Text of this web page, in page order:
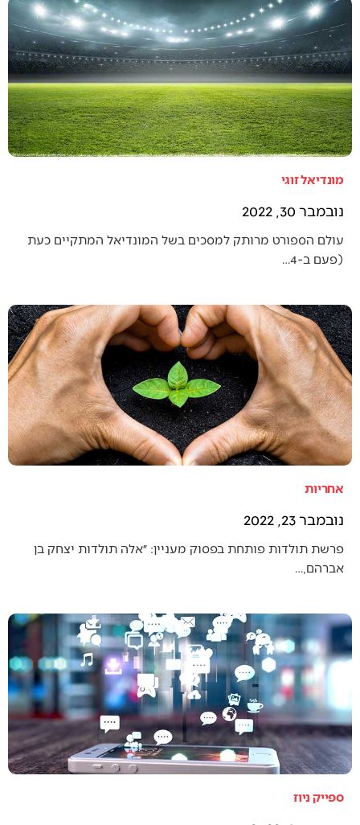
מונדיאל זוגי
נובמבר 30, 2022
עולם הספורט מרותק למסכים בשל המונדיאל המתקיים כעת
(פעם ב-4…
אחריות
נובמבר 23, 2022
פרשת תולדות פותחת בפסוק מעניין: ״אלה תולדות יצחק בן
אברהם,…
ספייק ניוז